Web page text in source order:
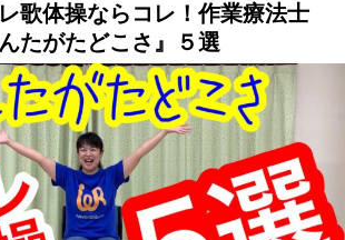
歌体操ならコレ！作業療法士
たがたどこさ』５選